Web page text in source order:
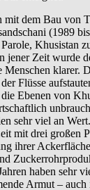
mit dem Bau von
(1989
Khusistan
jener Zeit wurde
Menschen klarer.
Flüsse
Ebenen von
sehr viel an
mit drei großen
ihrer
haben sehr
Armut –